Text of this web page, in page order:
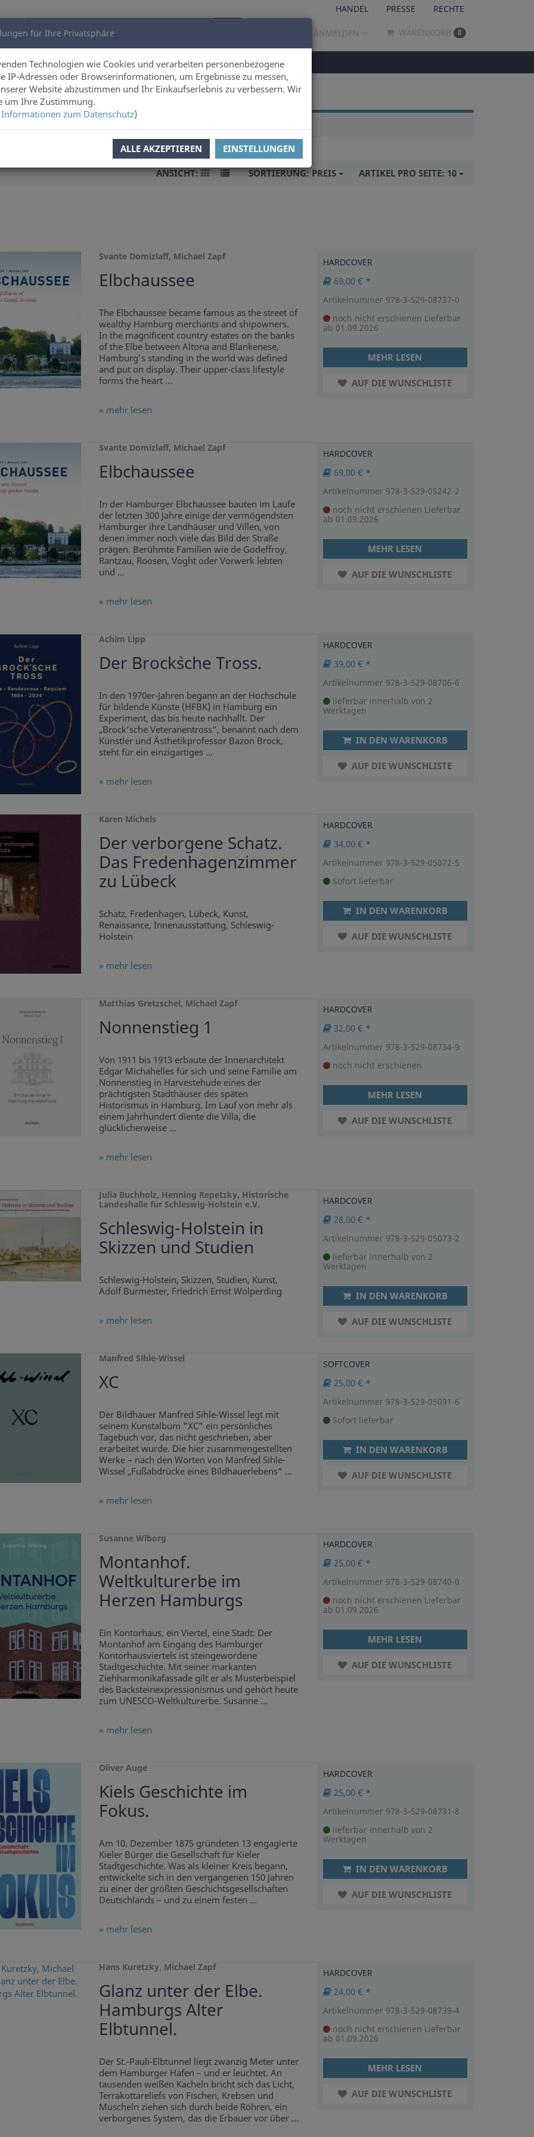
für Ihre Privatsphäre
Technologien wie Cookies und verarbeiten personenbezogene
IP-Adressen oder Browserinformationen, um Ergebnisse zu messen,
Website abzustimmen und Ihr Einkaufserlebnis zu verbessern. Wir
um Ihre Zustimmung.
zum Datenschutz)
ALLE AKZEPTIEREN EINSTELLUNGEN
HANDEL PRESSE RECHTE
ANMELDEN WARENKORB 0
Über uns
ANSICHT: SORTIERUNG: PREIS ARTIKEL PRO SEITE: 10
Svante Domizlaff, Michael Zapf
Elbchaussee
The Elbchaussee became famous as the street of
wealthy Hamburg merchants and shipowners.
In the magnificent country estates on the banks
of the Elbe between Altona and Blankenese,
Hamburg’s standing in the world was defined
and put on display. Their upper-class lifestyle
forms the heart ...
» mehr lesen
HARDCOVER
69,00 € *
Artikelnummer 978-3-529-08737-0
noch nicht erschienen Lieferbar
ab 01.09.2026
MEHR LESEN
AUF DIE WUNSCHLISTE
Svante Domizlaff, Michael Zapf
Elbchaussee
In der Hamburger Elbchaussee bauten im Laufe
der letzten 300 Jahre einige der vermögendsten
Hamburger ihre Landhäuser und Villen, von
denen immer noch viele das Bild der Straße
prägen. Berühmte Familien wie de Godeffroy,
Rantzau, Roosen, Voght oder Vorwerk lebten
und ...
» mehr lesen
HARDCOVER
69,00 € *
Artikelnummer 978-3-529-05242-2
noch nicht erschienen Lieferbar
ab 01.09.2026
MEHR LESEN
AUF DIE WUNSCHLISTE
Achim Lipp
Der Brock`sche Tross.
In den 1970er-Jahren begann an der Hochschule
für bildende Künste (HFBK) in Hamburg ein
Experiment, das bis heute nachhallt. Der
„Brock’sche Veteranentross“, benannt nach dem
Künstler und Ästhetikprofessor Bazon Brock,
steht für ein einzigartiges ...
» mehr lesen
HARDCOVER
39,00 € *
Artikelnummer 978-3-529-08706-6
lieferbar innerhalb von 2
Werktagen
IN DEN WARENKORB
AUF DIE WUNSCHLISTE
Karen Michels
Der verborgene Schatz.
Das Fredenhagenzimmer
zu Lübeck
Schatz, Fredenhagen, Lübeck, Kunst,
Renaissance, Innenausstattung, Schleswig-
Holstein
» mehr lesen
HARDCOVER
34,00 € *
Artikelnummer 978-3-529-05072-5
Sofort lieferbar
IN DEN WARENKORB
AUF DIE WUNSCHLISTE
Matthias Gretzschel, Michael Zapf
Nonnenstieg 1
Von 1911 bis 1913 erbaute der Innenarchitekt
Edgar Michahelles für sich und seine Familie am
Nonnenstieg in Harvestehude eines der
prächtigsten Stadthäuser des späten
Historismus in Hamburg. Im Lauf von mehr als
einem Jahrhundert diente die Villa, die
glücklicherweise ...
» mehr lesen
HARDCOVER
32,00 € *
Artikelnummer 978-3-529-08734-9
noch nicht erschienen
MEHR LESEN
AUF DIE WUNSCHLISTE
Julia Buchholz, Henning Repetzky, Historische
Landeshalle für Schleswig-Holstein e.V.
Schleswig-Holstein in
Skizzen und Studien
Schleswig-Holstein, Skizzen, Studien, Kunst,
Adolf Burmester, Friedrich Ernst Wolperding
» mehr lesen
HARDCOVER
28,00 € *
Artikelnummer 978-3-529-05073-2
lieferbar innerhalb von 2
Werktagen
IN DEN WARENKORB
AUF DIE WUNSCHLISTE
Manfred Sihle-Wissel
XC
Der Bildhauer Manfred Sihle-Wissel legt mit
seinem Kunstalbum "XC" ein persönliches
Tagebuch vor, das nicht geschrieben, aber
erarbeitet wurde. Die hier zusammengestellten
Werke – nach den Worten von Manfred Sihle-
Wissel „Fußabdrücke eines Bildhauerlebens“ ...
» mehr lesen
SOFTCOVER
25,00 € *
Artikelnummer 978-3-529-05091-6
Sofort lieferbar
IN DEN WARENKORB
AUF DIE WUNSCHLISTE
Susanne Wiborg
Montanhof.
Weltkulturerbe im
Herzen Hamburgs
Ein Kontorhaus, ein Viertel, eine Stadt: Der
Montanhof am Eingang des Hamburger
Kontorhausviertels ist steingewordene
Stadtgeschichte. Mit seiner markanten
Ziehharmonikafassade gilt er als Musterbeispiel
des Backsteinexpressionismus und gehört heute
zum UNESCO-Weltkulturerbe. Susanne ...
» mehr lesen
HARDCOVER
25,00 € *
Artikelnummer 978-3-529-08740-0
noch nicht erschienen Lieferbar
ab 01.09.2026
MEHR LESEN
AUF DIE WUNSCHLISTE
Oliver Auge
Kiels Geschichte im
Fokus.
Am 10. Dezember 1875 gründeten 13 engagierte
Kieler Bürger die Gesellschaft für Kieler
Stadtgeschichte. Was als kleiner Kreis begann,
entwickelte sich in den vergangenen 150 Jahren
zu einer der größten Geschichtsgesellschaften
Deutschlands – und zu einem festen ...
» mehr lesen
HARDCOVER
25,00 € *
Artikelnummer 978-3-529-08731-8
lieferbar innerhalb von 2
Werktagen
IN DEN WARENKORB
AUF DIE WUNSCHLISTE
Hans Kuretzky, Michael Zapf
Glanz unter der Elbe.
Hamburgs Alter
Elbtunnel.
Der St.-Pauli-Elbtunnel liegt zwanzig Meter unter
dem Hamburger Hafen – und er leuchtet. An
tausenden weißen Kacheln bricht sich das Licht,
Terrakottareliefs von Fischen, Krebsen und
Muscheln ziehen sich durch beide Röhren, ein
verborgenes System, das die Erbauer vor über ...
HARDCOVER
24,00 € *
Artikelnummer 978-3-529-08739-4
noch nicht erschienen Lieferbar
ab 01.09.2026
MEHR LESEN
AUF DIE WUNSCHLISTE